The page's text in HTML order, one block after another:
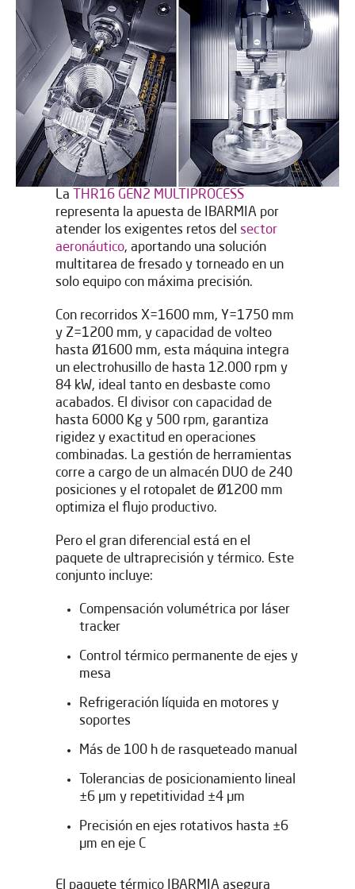
La
THR16 GEN2 MULTIPROCESS
representa la apuesta de IBARMIA por
atender los exigentes retos del sector
aeronáutico, aportando una solución
multitarea de fresado y torneado en un
solo equipo con máxima precisión.
Con recorridos X=1600 mm, Y=1750 mm
y Z=1200 mm, y capacidad de volteo
hasta Ø1600 mm, esta máquina integra
un electrohusillo de hasta 12.000 rpm y
84 kW, ideal tanto en desbaste como
acabados. El divisor con capacidad de
hasta 6000 Kg y 500 rpm, garantiza
rigidez y exactitud en operaciones
combinadas. La gestión de herramientas
corre a cargo de un almacén DUO de 240
posiciones y el rotopalet de Ø1200 mm
optimiza el flujo productivo.
Pero el gran diferencial está en el
paquete de ultraprecisión y térmico. Este
conjunto incluye:
Compensación volumétrica por láser
tracker
Control térmico permanente de ejes y
mesa
Refrigeración líquida en motores y
soportes
Más de 100 h de rasqueteado manual
Tolerancias de posicionamiento lineal
±6 µm y repetitividad ±4 µm
Precisión en ejes rotativos hasta ±6
µm en eje C
El paquete térmico IBARMIA asegura
Déjanos tus datos para
descargar el documento